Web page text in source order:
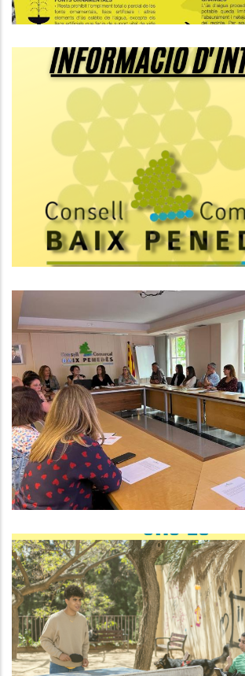
Composició Provisional
Consell Comarcal Del
Penedès
REUNIÓ COMARCAL
DEPARTAMENT DE
SOCIALS DEL CONSELL
DEL BAIX PENEDÈS
S. socials
Guia D'activitats D'estiu
Penedès
Joventut